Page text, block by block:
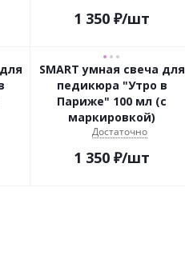
1 350 ₽/шт
SMART умная свеча для
педикюра "Утро в
Париже" 100 мл (с
маркировкой)
Достаточно
1 350 ₽/шт